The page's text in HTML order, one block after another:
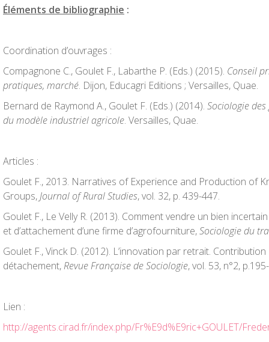
Éléments de bibliographie :
Coordination d’ouvrages :
Compagnone C., Goulet F., Labarthe P. (Eds.) (2015). Conseil
pratiques, marché. Dijon, Educagri Editions ; Versailles, Quae.
Bernard de Raymond A., Goulet F. (Eds.) (2014). Sociologie
du modèle industriel agricole. Versailles, Quae.
Articles :
Goulet F., 2013. Narratives of Experience and Production of
Groups, Journal of Rural Studies, vol. 32, p. 439-447.
Goulet F., Le Velly R. (2013). Comment vendre un bien
et d’attachement d’une firme d’agrofourniture,Sociologie du
Goulet F., Vinck D. (2012). L’innovation par retrait.
détachement,Revue Française de Sociologie, vol. 53, n°2,
Lien :
http://agents.cirad.fr/index.php/Fr%E9d%E9ric+GOULET/